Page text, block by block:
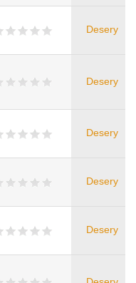
Desery
Desery
Desery
Desery
Desery